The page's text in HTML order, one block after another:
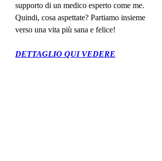
supporto di un medico esperto come me.
Quindi, cosa aspettate? Partiamo insieme
verso una vita più sana e felice!
DETTAGLIO QUI VEDERE